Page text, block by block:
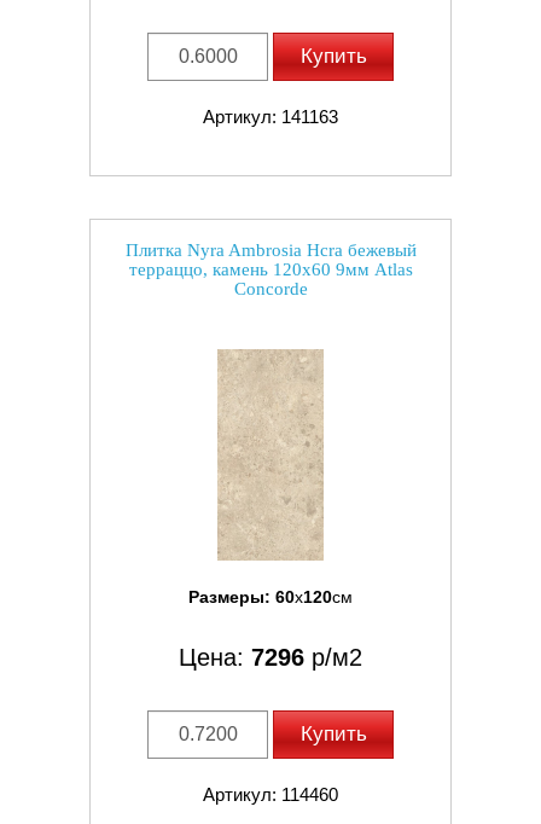
Купить
Артикул: 141163
Плитка Nyra Ambrosia Hcra бежевый
терраццо, камень 120x60 9мм Atlas
Concorde
Размеры: 60x120см
Цена: 7296 р/м2
Купить
Артикул: 114460